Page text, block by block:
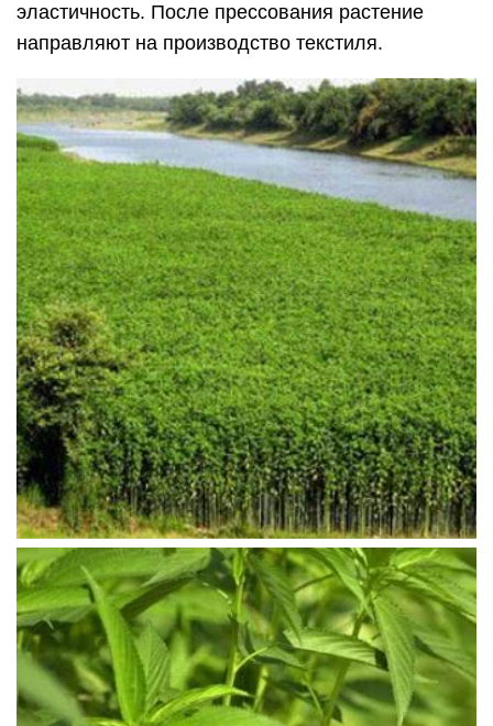
эластичность. После прессования растение
направляют на производство текстиля.